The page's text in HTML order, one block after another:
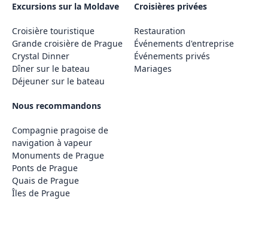
Excursions sur la Moldave
Croisière touristique
Grande croisière de Prague
Crystal Dinner
Dîner sur le bateau
Déjeuner sur le bateau
Croisières privées
Restauration
Événements d'entreprise
Événements privés
Mariages
Nous recommandons
Compagnie pragoise de
navigation à vapeur
Monuments de Prague
Ponts de Prague
Quais de Prague
Îles de Prague